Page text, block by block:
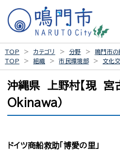
TOP カテゴリ 分野 鳴門市の
TOP
組織 市民環境部 文化
沖縄県 上野村【現 宮
Okinawa）
ドイツ商船救助「博愛の里」